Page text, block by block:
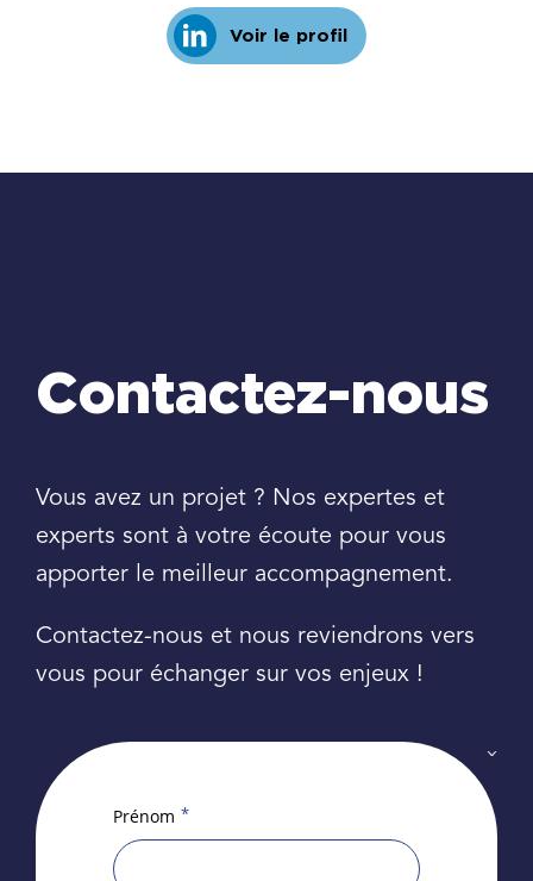
Voir le profil
Contactez-nous
Vous avez un projet ? Nos expertes et
experts sont à votre écoute pour vous
apporter le meilleur accompagnement.
Contactez-nous et nous reviendrons vers
vous pour échanger sur vos enjeux !
Prénom *